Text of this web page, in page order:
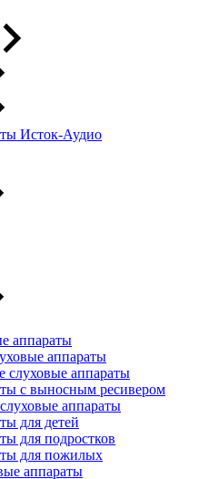
Исток-Аудио
аппараты
аппараты
слуховые аппараты
с выносным ресивером
аппараты
для детей
для подростков
для пожилых
аппараты